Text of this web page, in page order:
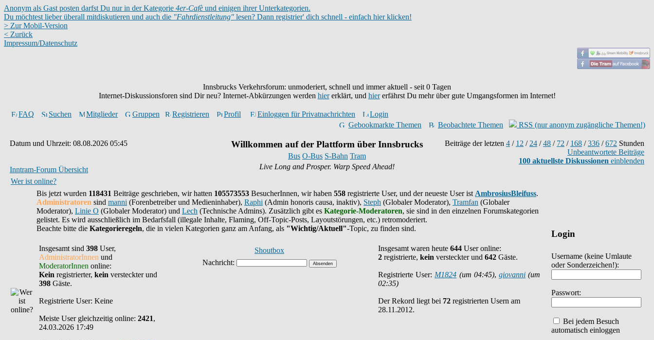
Anonym als Gast posten darfst Du nur in der Kategorie 4er-Cafè und einigen ihrer Unterkategorien.
Du möchtest lieber überall mitdiskutieren und auch die "Fahrdienstleitung" lesen? Dann registrier' dich schnell - einfach hier klicken!
> Zur Mobil-Version
< Zurück
Impressum/Datenschutz
Innsbrucks Verkehrsforum: unmoderiert, schnell und immer aktuell - seit 0 Tagen
Internet-Diskussionsforen sind Dir neu? Internet-Abkürzungen werden hiererklärt, und hiererfährst Du mehr über gute Umgangsformen im Internet!
FAQ Suchen Mitglieder Gruppen Registrieren Profil Einloggen für Privatnachrichten
Login
Gebookmarkte Themen
Beobachtete Themen RSS (nur anonym zugängliche Themen!)
Datum und Uhrzeit: 08.08.2026 05:45
Inntram-Forum Übersicht
Willkommen auf der Plattform über Innsbrucks
Bus O-Bus S-Bahn Tram
Live Long and Prosper. Warp Speed Ahead!
Beiträge der letzten 4 / 12 / 24 /48 / 72 / 168 /336 /672 Stunden
Unbeantwortete Beiträge
100 aktuellste Diskussionen einblenden
Wer ist online?
Login
Username (keine Umlaute
oder Sonderzeichen!):
Passwort:
Bei jedem Besuch
automatisch einloggen
Bis jetzt wurden 118431 Beiträge geschrieben, wir hatten 105573553 BesucherInnen, wir haben 558 registrierte User, und der neueste User ist AmbrosiusBleifuss.
Administratoren sind manni (Forenbetreiber und Medieninhaber), Raphi (Admin honoris causa, inaktiv), Steph (Globaler Moderator), Tramfan (Globaler
Moderator), Linie O (Globaler Moderator) und Lech (Technische Admins). Zusätzlich gibt es Kategorie-Moderatoren, sie sind in den einzelnen Forumskategorien
gelistet. Es wird ausschließlich im Bedarfsfall (illegale Inhalte, Flaming, Off-Topic-Posts, Layoutstörungen, etc.) retromoderiert.
Beachte bitte die Kategorieregeln, die in vielen Kategorien ganz am Anfang, als "Wichtig/Aktuell"-Topic, zu finden sind.
Insgesamt sind 398 User,
AdministratorInnen und
ModeratorInnen online:
Kein registrierter, kein versteckter und
398 Gäste.
Registrierte User: Keine
Meiste User gleichzeitig online: 2421,
24.03.2026 17:49
Shoutbox Insgesamt waren heute 644 User online:
2 registrierte, kein versteckter und 642 Gäste.
Registrierte User: M1824 (um 04:45), giovanni(um
02:35)
Der Rekord liegt bei 72 registrierten Usern am
28.11.2012.